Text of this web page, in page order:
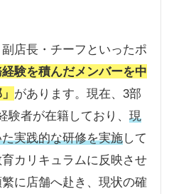
店長・チーフといったポ
験を積んだメンバーを中
があります。現在、3部
験者が在籍しており、現
実践的な研修を実施して
カリキュラムに反映させ
に店舗へ赴き、現状の確